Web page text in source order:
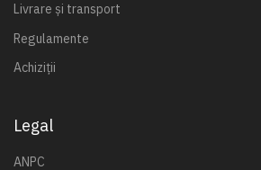
Livrare și transport
Regulamente
Achiziții
Legal
ANPC